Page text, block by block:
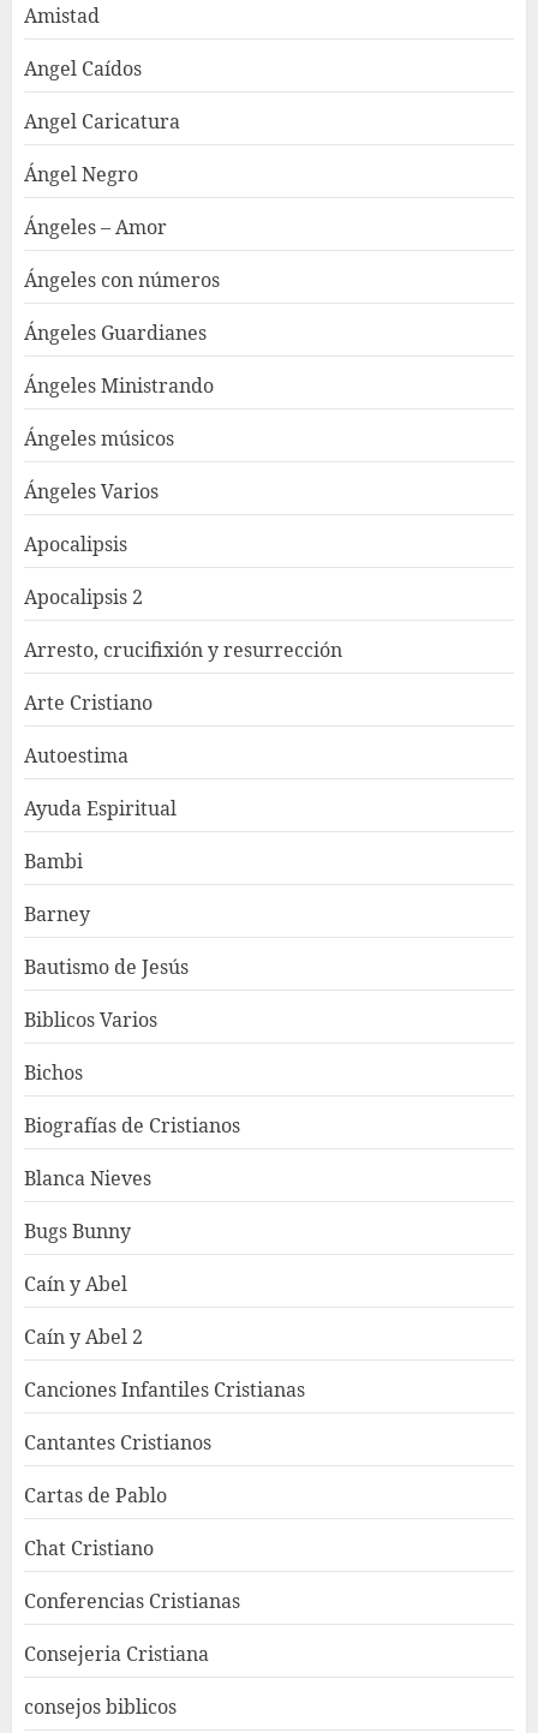
Amistad
Angel Caídos
Angel Caricatura
Ángel Negro
Ángeles – Amor
Ángeles con números
Ángeles Guardianes
Ángeles Ministrando
Ángeles músicos
Ángeles Varios
Apocalipsis
Apocalipsis 2
Arresto, crucifixión y resurrección
Arte Cristiano
Autoestima
Ayuda Espiritual
Bambi
Barney
Bautismo de Jesús
Biblicos Varios
Bichos
Biografías de Cristianos
Blanca Nieves
Bugs Bunny
Caín y Abel
Caín y Abel 2
Canciones Infantiles Cristianas
Cantantes Cristianos
Cartas de Pablo
Chat Cristiano
Conferencias Cristianas
Consejeria Cristiana
consejos biblicos